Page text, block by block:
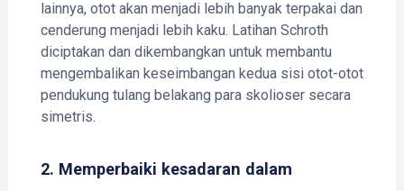
lainnya, otot akan menjadi lebih banyak terpakai dan
cenderung menjadi lebih kaku. Latihan Schroth
diciptakan dan dikembangkan untuk membantu
mengembalikan keseimbangan kedua sisi otot-otot
pendukung tulang belakang para skolioser secara
simetris.
2. Memperbaiki kesadaran dalam